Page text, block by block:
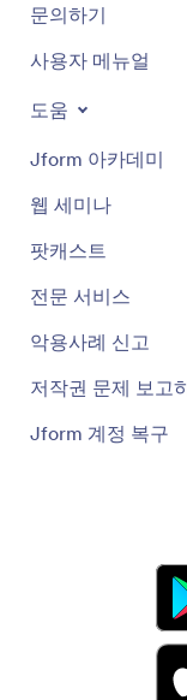
문의하기
사용자 메뉴얼
도움
Jform 아카데미
웹 세미나
팟캐스트
전문 서비스
악용사례 신고
저작권 문제 보고
Jform 계정 복구